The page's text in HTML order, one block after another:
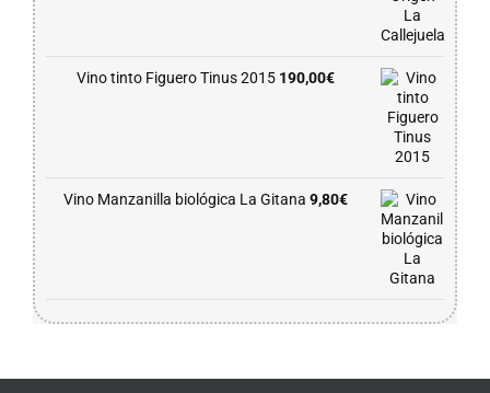
Vino tinto Figuero Tinus 2015 190,00€
Vino Manzanilla biológica La Gitana 9,80€